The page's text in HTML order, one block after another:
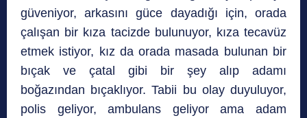
güveniyor, arkasını güce dayadığı için, orada
çalışan bir kıza tacizde bulunuyor, kıza tecavüz
etmek istiyor, kız da orada masada bulunan bir
bıçak ve çatal gibi bir şey alıp adamı
boğazından bıçaklıyor. Tabii bu olay duyuluyor,
polis geliyor, ambulans geliyor ama adam